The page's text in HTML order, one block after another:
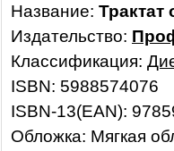
Название: Трактат
Издательство:
Классификация:
ISBN: 5988574076
ISBN-13(EAN):
Обложка: Мягкая